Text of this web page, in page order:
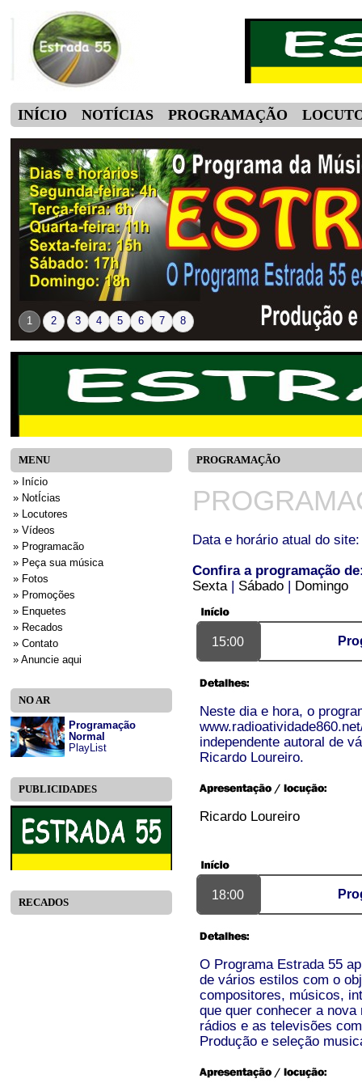
INÍCIO NOTÍCIAS PROGRAMAÇÃO
1 2 3 4 5 6 7 8
MENU
» Início
» NotÍcias
» Locutores
» Vídeos
» Programacão
» Peça sua música
» Fotos
» Promoções
» Enquetes
» Recados
» Contato
» Anuncie aqui
NO AR
Programação
Normal
PlayList
PUBLICIDADES
RECADOS
PROGRAMAÇÃO
Data e horário atual do
Confira a programação
Sexta | Sábado | Domingo
15:00
Neste dia e hora, o
independente autoral de
Ricardo Loureiro.
Ricardo Loureiro
18:00
O Programa Estrada 55
de vários estilos com o
compositores, músicos,
que quer conhecer a
rádios e as televisões
Produção e seleção